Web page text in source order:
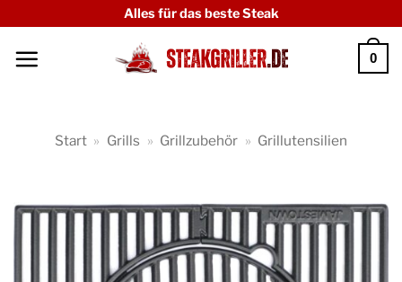
springen
Alles für das beste Steak
0
Start » Grills » Grillzubehör » Grillutensilien